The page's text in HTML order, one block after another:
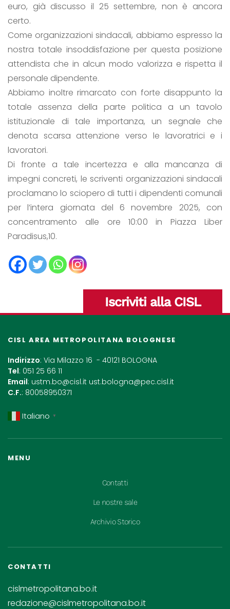
euro, già discusso il 25 settembre, non è ancora
certo.
Come organizzazioni sindacali, abbiamo espresso la
nostra totale insoddisfazione per questa posizione
attendista che in alcun modo valorizza e rispetta il
personale dipendente.
Abbiamo inoltre rimarcato con forte disappunto la
totale assenza della parte politica a un tavolo
istituzionale di tale importanza, un segnale che
denota scarsa attenzione verso le lavoratrici e i
lavoratori.
Di fronte a tale incertezza e alla mancanza di
impegni concreti, le scriventi organizzazioni sindacali
proclamano lo sciopero di tutti i dipendenti comunali
per l’intera giornata del 6 novembre 2025, con
concentramento alle ore 10:00 in Piazza Liber
Paradisus,10.
Iscriviti alla CISL
CISL AREA METROPOLITANA BOLOGNESE
Indirizzo: Via Milazzo 16 - 40121 BOLOGNA
Tel: 051 25 66 11
Email: ustm.bo@cisl.it ust.bologna@pec.cisl.it
C.F.: 80058950371
Italiano ▼
MENU
Contatti
Le nostre sale
Archivio Storico
CONTATTI
cislmetropolitana.bo.it
redazione@cislmetropolitana.bo.it